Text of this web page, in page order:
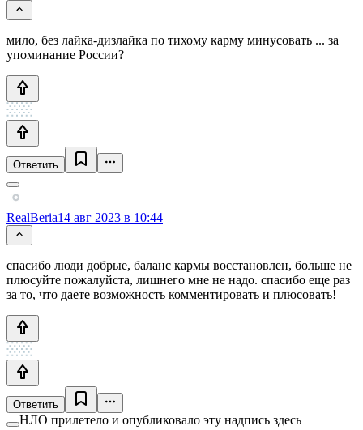
мило, без лайка-дизлайка по тихому карму минусовать ... за
упоминание России?
Ответить
RealBeria14 авг 2023 в 10:44
спасибо люди добрые, баланс кармы восстановлен, больше не
плюсуйте пожалуйста, лишнего мне не надо. спасибо еще раз
за то, что даете возможность комментировать и плюсовать!
Ответить
НЛО прилетело и опубликовало эту надпись здесь